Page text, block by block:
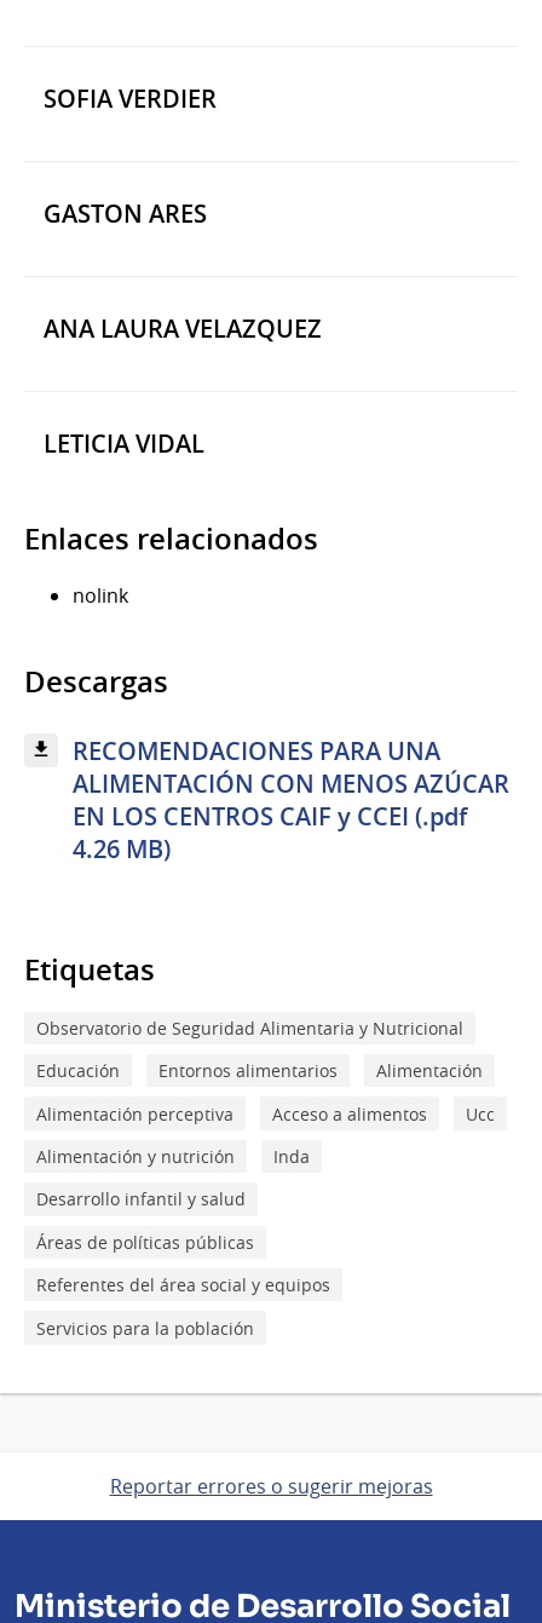
SOFIA VERDIER
GASTON ARES
ANA LAURA VELAZQUEZ
LETICIA VIDAL
Enlaces relacionados
nolink
Descargas
RECOMENDACIONES PARA UNA
ALIMENTACIÓN CON MENOS AZÚCAR
EN LOS CENTROS CAIF y CCEI (.pdf
4.26 MB)
Etiquetas
Observatorio de Seguridad Alimentaria y Nutricional
Educación
Entornos alimentarios
Alimentación
Alimentación perceptiva
Acceso a alimentos
Ucc
Alimentación y nutrición
Inda
Desarrollo infantil y salud
Áreas de políticas públicas
Referentes del área social y equipos
Servicios para la población
Reportar errores o sugerir mejoras
Ministerio de Desarrollo Social